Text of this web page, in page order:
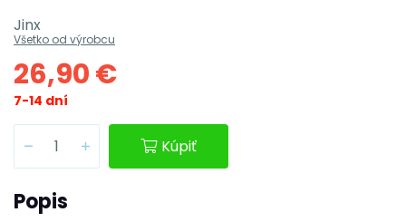
Jinx
Všetko od výrobcu
26,90 €
7-14 dní
Kúpiť
Popis